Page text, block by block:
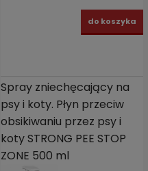
do koszyka
Spray zniechęcający na
psy i koty. Płyn przeciw
obsikiwaniu przez psy i
koty STRONG PEE STOP
ZONE 500 ml